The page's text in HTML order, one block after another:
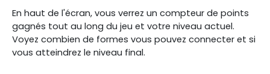
En haut de l'écran, vous verrez un compteur de points
gagnés tout au long du jeu et votre niveau actuel.
Voyez combien de formes vous pouvez connecter et si
vous atteindrez le niveau final.